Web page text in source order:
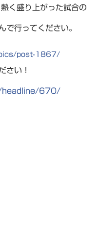
く盛り上がった試合の
で行ってください。
post-1867/
さい！
headline/670/